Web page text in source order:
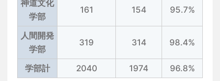
神道文化
学部
161 154 95.7%
人間開発
学部
319 314 98.4%
学部計 2040 1974 96.8%